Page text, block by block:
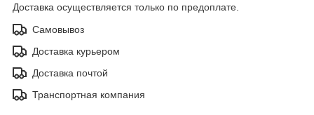
Доставка осуществляется только по предоплате.
Самовывоз
Доставка курьером
Доставка почтой
Транспортная компания